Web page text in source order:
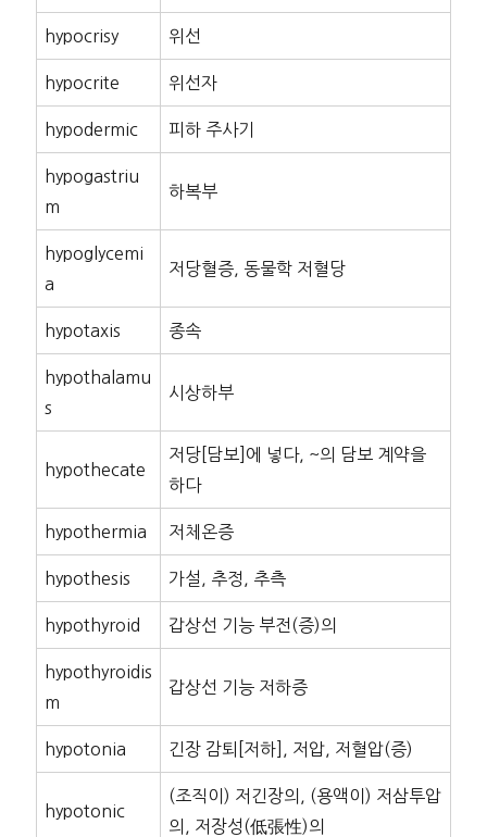
hypocrisy 위선
hypocrite 위선자
hypodermic 피하 주사기
hypogastriu
m
하복부
hypoglycemi
a
저당혈증, 동물학 저혈당
hypotaxis 종속
hypothalamu
s
시상하부
hypothecate
저당[담보]에 넣다, ~의 담보 계약을
하다
hypothermia 저체온증
hypothesis 가설, 추정, 추측
hypothyroid 갑상선 기능 부전(증)의
hypothyroidis
m
갑상선 기능 저하증
hypotonia 긴장 감퇴[저하], 저압, 저혈압(증)
hypotonic
(조직이) 저긴장의, (용액이) 저삼투압
의, 저장성(低張性)의